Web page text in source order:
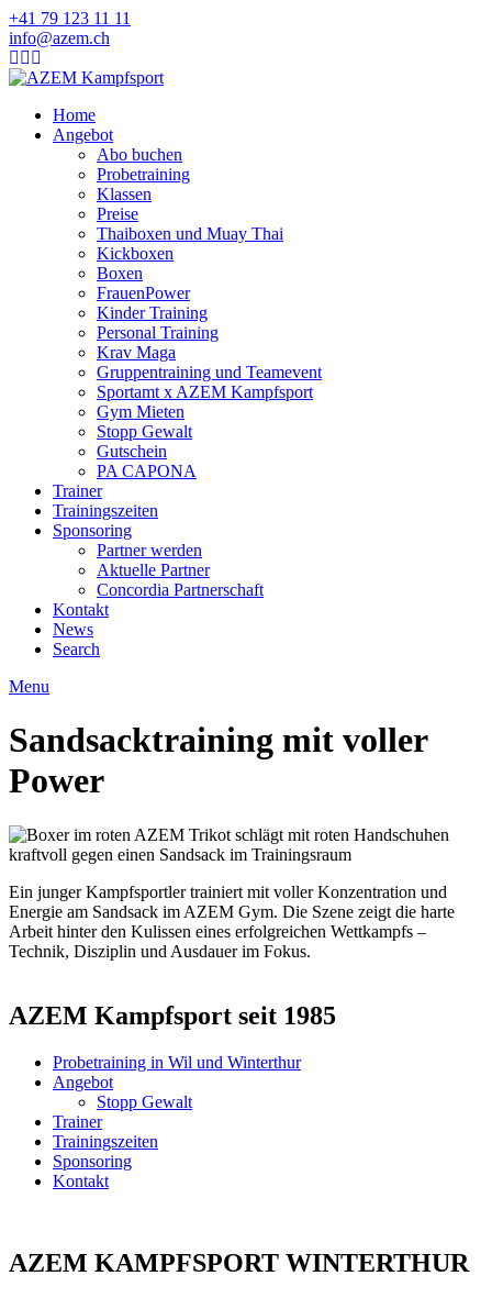
+41 79 123 11 11
info@azem.ch
Home
Angebot
Abo buchen
Probetraining
Klassen
Preise
Thaiboxen und Muay Thai
Kickboxen
Boxen
FrauenPower
Kinder Training
Personal Training
Krav Maga
Gruppentraining und Teamevent
Sportamt x AZEM Kampfsport
Gym Mieten
Stopp Gewalt
Gutschein
PA CAPONA
Trainer
Trainingszeiten
Sponsoring
Partner werden
Aktuelle Partner
Concordia Partnerschaft
Kontakt
News
Search
Menu
Sandsacktraining mit voller
Power
Ein junger Kampfsportler trainiert mit voller Konzentration und
Energie am Sandsack im AZEM Gym. Die Szene zeigt die harte
Arbeit hinter den Kulissen eines erfolgreichen Wettkampfs –
Technik, Disziplin und Ausdauer im Fokus.
AZEM Kampfsport seit 1985
Probetraining in Wil und Winterthur
Angebot
Stopp Gewalt
Trainer
Trainingszeiten
Sponsoring
Kontakt
AZEM KAMPFSPORT WINTERTHUR